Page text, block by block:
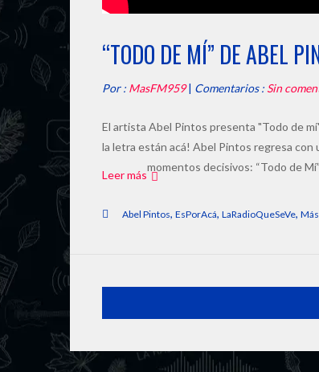
“TODO DE MÍ” DE ABEL
Por : MasFM959| Comentarios : Sin
El artista Abel Pintos presenta "Todo de
la letra están acá! Abel Pintos regresa
momentos decisivos: “Todo de
Leer más
Abel Pintos, EsPorAcá, LaRadioQueSeVe,